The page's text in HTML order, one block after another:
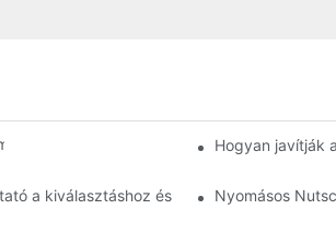
szárítási módszerek: Összehasonlítás
Hogyan javítják
a kiválasztáshoz és használathoz
Nyomásos